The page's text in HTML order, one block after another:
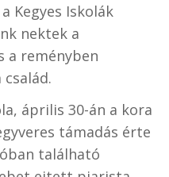
Kegyes Iskolák
nektek a
a reményben
április 30-án a kora
támadás érte
található